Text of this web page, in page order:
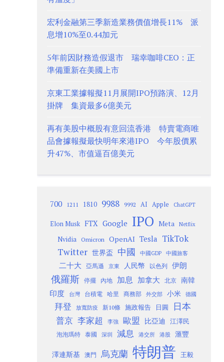
宏利金融第三季新造業務價值增長11% 派
息增10%至0.44加元
5年前因財務造假退市 瑞幸咖啡CEO：正
準備重新在美國上市
京東工業據報擬11月展開IPO預路演、12月
掛牌 集資最多6億美元
再有美股中概股有意回流香港 特賣電商唯
品會據報擬最快明年來港IPO 今年股價累
升47%、市值逼百億美元
700 1211 1810 9988 9992 AI Apple ChatGPT
Elon Musk FTX Google IPO Meta Netflix
Nvidia Omicron OpenAI Tesla TikTok
Twitter 世界盃 中國 中國GDP 中國旅客
二十大 亞馬遜 京東 人民幣 以色列 伊朗
俄羅斯 停擺 內地 加息 加拿大 北京
南韓
印度
台灣 台積電 哈里 商務部 外交部 小米 德國
拜登 放寬防疫 新10條 施政報告 日圓 日本
普京 李家超 李強 歐盟 比亞迪 江澤民
泡泡瑪特 泰國 深圳 減息 港交所 港股 滙豐
澤連斯基 澳門 烏克蘭 特朗普 王毅